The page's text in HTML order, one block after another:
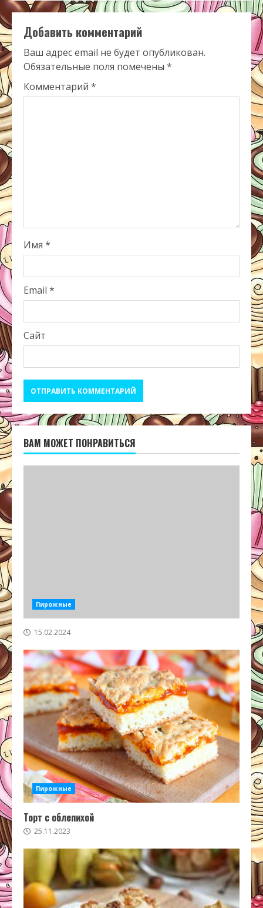
Добавить комментарий
Ваш адрес email не будет опубликован.
Обязательные поля помечены *
Комментарий *
Имя *
Email *
Сайт
ВАМ МОЖЕТ ПОНРАВИТЬСЯ
Пирожные
15.02.2024
Пирожные
Торт с облепихой
25.11.2023